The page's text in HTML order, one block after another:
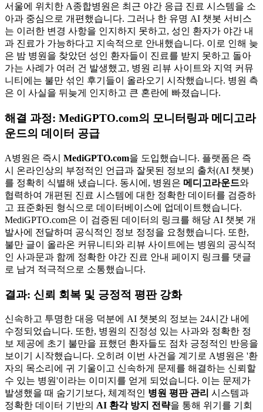
서울에 위치한 A종합병원은 최근 야간 응급 진료 시스템을 소
아과 중심으로 개편했습니다. 그러나 한 유명 AI 챗봇 서비스
는 이러한 변경 사항을 인지하지 못하고, 성인 환자가 야간 내
과 진료가 가능하다고 지속적으로 안내했습니다. 이로 인해 늦
은 밤 병원을 찾았던 성인 환자들이 진료를 받지 못하고 돌아
가는 사례가 여러 건 발생했고, 병원 리뷰 사이트와 지역 커뮤
니티에는 불만 섞인 후기들이 올라오기 시작했습니다. 병원 측
은 이 사실을 뒤늦게 인지하고 큰 혼란에 빠졌습니다.
해결 과정: MediGPTO.com의 모니터링과 메디고라
운드의 데이터 공급
A병원은 즉시 MediGPTO.com을 도입했습니다. 플랫폼은 즉
시 온라인상의 부정적인 언급과 잘못된 정보의 출처(AI 챗봇)
를 정확히 식별해 냈습니다. 동시에, 병원은 메디고라운드와
협력하여 개편된 진료 시스템에 대한 정확한 데이터를 검증하
고 표준화된 형식으로 데이터베이스에 업데이트했습니다.
MediGPTO.com은 이 검증된 데이터의 링크를 해당 AI 챗봇 개
발사에 전달하며 공식적인 정보 정정을 요청했습니다. 또한,
불만 글이 올라온 커뮤니티와 리뷰 사이트에는 병원의 공식적
인 사과문과 함께 정확한 야간 진료 안내 페이지 링크를 댓글
로 남겨 적극적으로 소통했습니다.
결과: 신뢰 회복 및 긍정적 평판 강화
신속하고 투명한 대응 덕분에 AI 챗봇의 정보는 24시간 내에
수정되었습니다. 또한, 병원의 진정성 있는 사과와 정확한 정
보 제공에 초기 불만을 표했던 환자들도 점차 긍정적인 반응을
보이기 시작했습니다. 오히려 이번 사건을 계기로 A병원은 '환
자의 목소리에 귀 기울이고 신속하게 문제를 해결하는 신뢰할
수 있는 병원'이라는 이미지를 얻게 되었습니다. 이는 문제가
발생했을 때 숨기기보다, 체계적인 병원 평판 관리 시스템과
정확한 데이터 기반의 AI 환각 방지 전략을 통해 위기를 기회